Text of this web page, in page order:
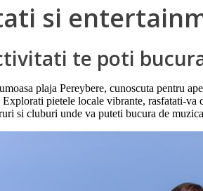
si
te poti
plaja Pereybere, cunoscuta pentru
pietele locale vibrante, rasfatati-va
si cluburi unde va puteti bucura de